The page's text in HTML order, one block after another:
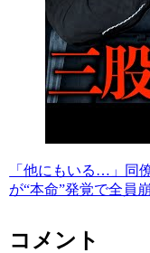
「他にもいる…」同
が“本命”発覚で全員
コメント